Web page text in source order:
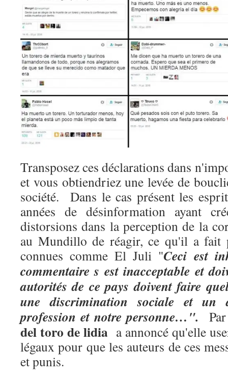
Transposez ces déclarations dans
et vous obtiendriez une levée de
société. Dans le cas présent les
années de désinformation ayant
distorsions dans la perception de la
au Mundillo de réagir, ce qu'il a fait
connues comme El Juli "Ceci est
commentaire s est inacceptable et
autorités de ce pays doivent faire
une discrimination sociale et un
profession et notre personne…".
del toro de lidia a annoncé qu'elle
légaux pour que les auteurs de ces
et punis.